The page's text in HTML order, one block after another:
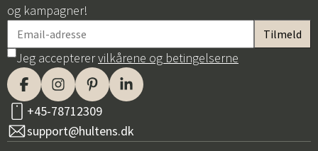
og kampagner!
Jeg accepterervilkårene og betingelserne
+45-78712309
support@hultens.dk